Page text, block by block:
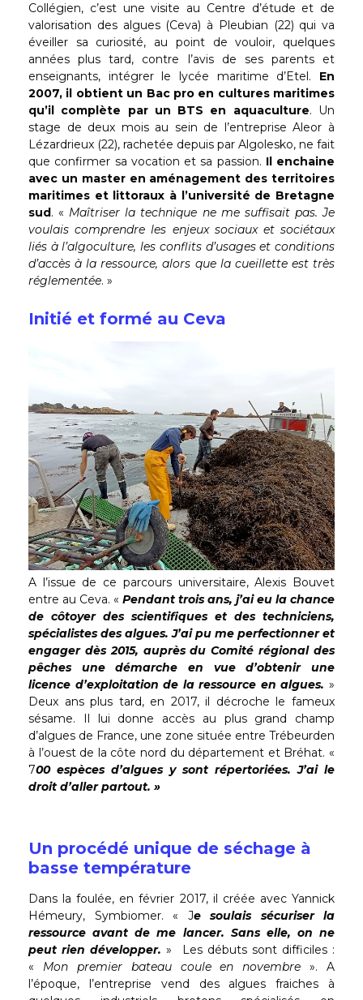
Collégien, c’est une visite au Centre d’étude et de
valorisation des algues (Ceva) à Pleubian (22) qui va
éveiller sa curiosité, au point de vouloir, quelques
années plus tard, contre l’avis de ses parents et
enseignants, intégrer le lycée maritime d’Etel. En
2007, il obtient un Bac pro en cultures maritimes
qu’il complète par un BTS en aquaculture. Un
stage de deux mois au sein de l’entreprise Aleor à
Lézardrieux (22), rachetée depuis par Algolesko, ne fait
que confirmer sa vocation et sa passion. Il enchaine
avec un master en aménagement des territoires
maritimes et littoraux à l’université de Bretagne
sud . « Maîtriser la technique ne me suffisait pas. Je
voulais comprendre les enjeux sociaux et sociétaux
liés à l’algoculture, les conflits d’usages et conditions
d’accès à la ressource, alors que la cueillette est très
réglementée. »
Initié et formé au Ceva
A l’issue de ce parcours universitaire, Alexis Bouvet
entre au Ceva. « Pendant trois ans, j’ai eu la chance
de côtoyer des scientifiques et des techniciens,
spécialistes des algues. J’ai pu me perfectionner et
engager dès 2015, auprès du Comité régional des
pêches une démarche en vue d’obtenir une
licence d’exploitation de la ressource en algues. »
Deux ans plus tard, en 2017, il décroche le fameux
sésame. Il lui donne accès au plus grand champ
d’algues de France, une zone située entre Trébeurden
à l’ouest de la côte nord du département et Bréhat. «
700 espèces d’algues y sont répertoriées. J’ai le
droit d’aller partout. »
Un procédé unique de séchage à
basse température
Dans la foulée, en février 2017, il créée avec Yannick
Hémeury, Symbiomer. « Je soulais sécuriser la
ressource avant de me lancer. Sans elle, on ne
peut rien développer.» Les débuts sont difficiles :
« Mon premier bateau coule en novembre ». A
l’époque, l’entreprise vend des algues fraiches à